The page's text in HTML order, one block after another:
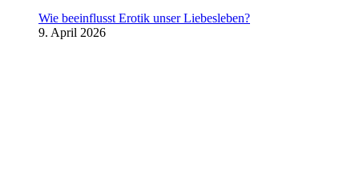
Wie beeinflusst Erotik unser Liebesleben?
9. April 2026